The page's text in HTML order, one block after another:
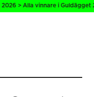
> Alla vinnare i